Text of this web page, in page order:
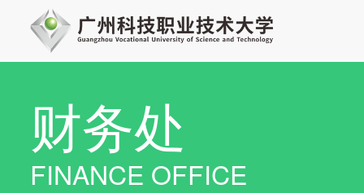
财务处
FINANCE OFFICE